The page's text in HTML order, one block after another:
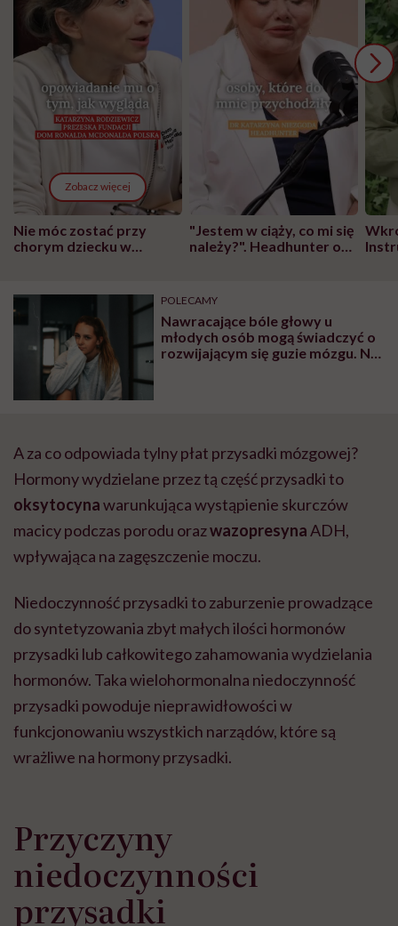
Zobacz więcej
Nie móc zostać przy
chorym dziecku w
może chyba tylko
głupota i brak
wyobraźni"
"Jestem w ciąży, co mi się
należy?". Headhunter o
pracy
POLECAMY
Nawracające bóle głowy u
młodych osób mogą świadczyć o
rozwijającym się guzie mózgu. Na
A za co odpowiada tylny płat przysadki mózgowej?
Hormony wydzielane przez tą część przysadki to
oksytocynawarunkująca wystąpienie skurczów
macicy podczas porodu orazwazopresynaADH,
wpływająca na zagęszczenie moczu.
Niedoczynność przysadki to zaburzenie prowadzące
do syntetyzowania zbyt małych ilości hormonów
przysadki lub całkowitego zahamowania wydzielania
hormonów. Taka wielohormonalna niedoczynność
przysadki powoduje nieprawidłowości w
funkcjonowaniu wszystkich narządów, które są
wrażliwe na hormony przysadki.
Przyczyny
niedoczynności
przysadki